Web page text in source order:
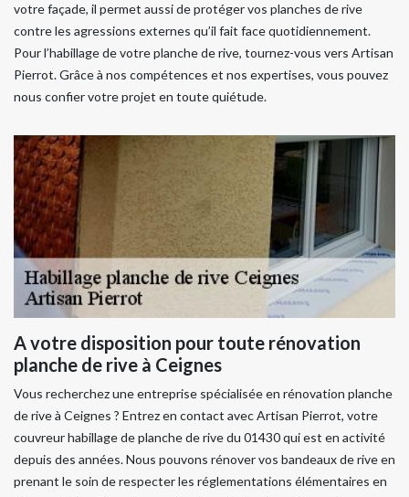
votre façade, il permet aussi de protéger vos planches de rive
contre les agressions externes qu’il fait face quotidiennement.
Pour l’habillage de votre planche de rive, tournez-vous vers Artisan
Pierrot. Grâce à nos compétences et nos expertises, vous pouvez
nous confier votre projet en toute quiétude.
A votre disposition pour toute rénovation
planche de rive à Ceignes
Vous recherchez une entreprise spécialisée en rénovation planche
de rive à Ceignes ? Entrez en contact avec Artisan Pierrot, votre
couvreur habillage de planche de rive du 01430 qui est en activité
depuis des années. Nous pouvons rénover vos bandeaux de rive en
prenant le soin de respecter les réglementations élémentaires en